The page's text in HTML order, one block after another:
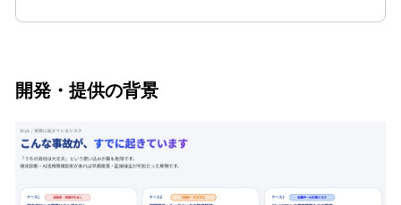
開発・提供の背景